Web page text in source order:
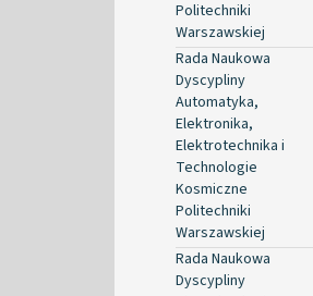
Politechniki
Warszawskiej
Rada Naukowa
Dyscypliny
Automatyka,
Elektronika,
Elektrotechnika i
Technologie
Kosmiczne
Politechniki
Warszawskiej
Rada Naukowa
Dyscypliny